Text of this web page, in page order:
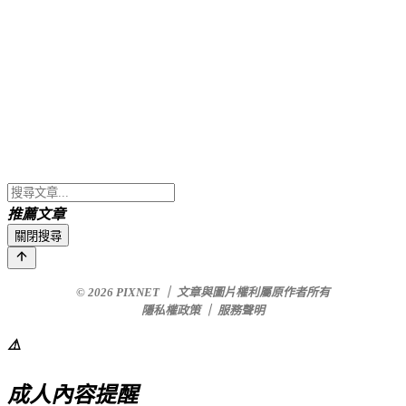
推薦文章
關閉搜尋
© 2026 PIXNET ｜ 文章與圖片權利屬原作者所有
隱私權政策 ｜ 服務聲明
⚠️
成人內容提醒